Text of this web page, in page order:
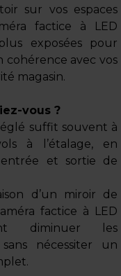
sur vos espaces
factice à LED
exposées pour
cohérence avec vos
magasin.
vous ?
suffit souvent à
à l’étalage, en
et sortie de
d’un miroir de
factice à LED
diminuer les
nécessiter un